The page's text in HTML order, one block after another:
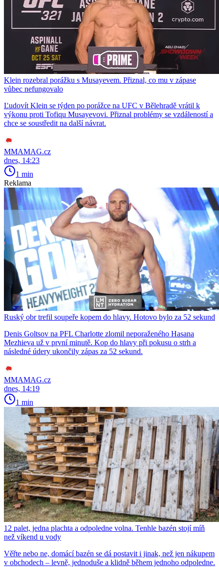
Klein rozebral porážku s Musayevem. Přiznal, co mu v zápase
vůbec nefungovalo
Ľudovít Klein se týden po porážce na UFC v Bělehradě vrátil k
výkonu proti Tofiqu Musayevovi. Přiznal problémy se vzdáleností a
chce se soustředit na další návrat.
MMAMAG.cz
dnes, 14:23
1 min
Reklama
Ruský obr trefil soupeře kopem do hlavy. Hotovo bylo za 52 sekund
Denis Goltsov na PFL Charlotte zlomil neporaženého Hasana
Mezhieva už v první minutě. Kop do hlavy při pokusu o strh a
následné údery ukončily zápas za 52 sekund.
MMAMAG.cz
dnes, 14:19
1 min
12 palet, jedna plachta a odpoledne volna. Tenhle bazén stojí míň
než víkend u vody
Věřte nebo ne, domácí bazén se dá postavit i jinak, než jen nákupem
v obchodech – levně, jednoduše a klidně během jednoho odpoledne.